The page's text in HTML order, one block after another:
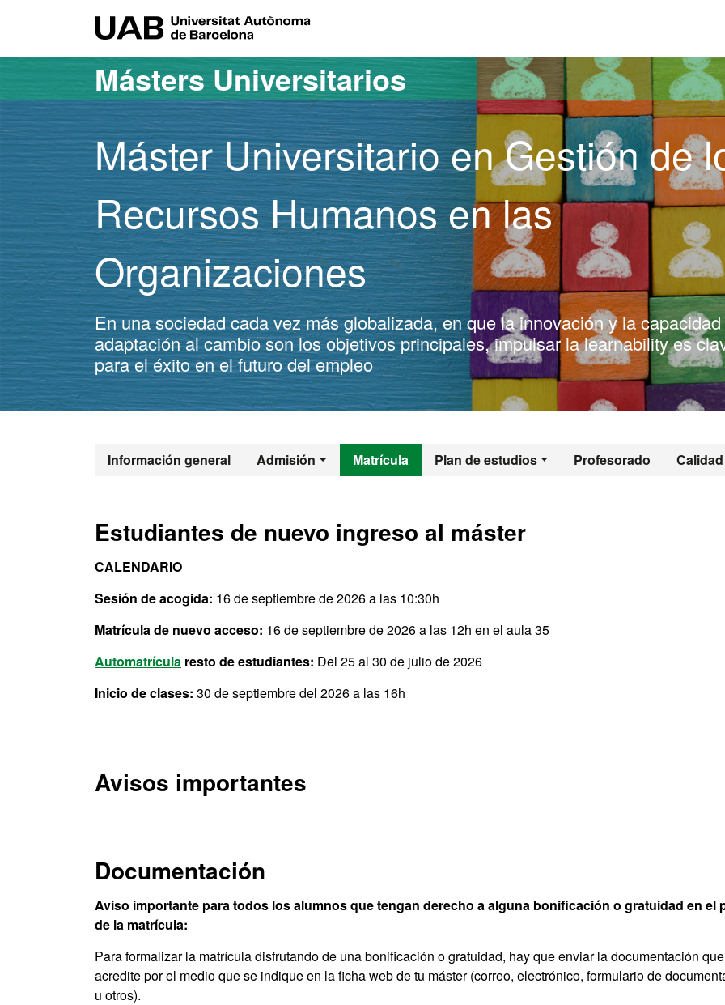
Másters Universitarios
Máster Universitario en Gestión de
Recursos Humanos en las
Organizaciones
En una sociedad cada vez más globalizada, en que la innovación y la
adaptación al cambio son los objetivos principales, impulsar la learnability es
para el éxito en el futuro del empleo
Información general Admisión Matrícula Plan de estudios Profesorado Calidad
Máster Oficial - Gestión de los
Estudiantes de nuevo ingreso al máster
CALENDARIO
Sesión de acogida: 16 de septiembre de 2026 a las 10:30h
Matrícula de nuevo acceso: 16 de septiembre de 2026 a las 12h en el aula 35
Automatrícula resto de estudiantes: Del 25 al 30 de julio de 2026
Inicio de clases: 30 de septiembre del 2026 a las 16h
Avisos importantes
Documentación
Aviso importante para todos los alumnos que tengan derecho a alguna bonificación o gratuidad en el
de la matrícula:
Para formalizar la matrícula disfrutando de una bonificación o gratuidad, hay que enviar la documentación
acredite por el medio que se indique en la ficha web de tu máster (correo, electrónico, formulario de
u otros).